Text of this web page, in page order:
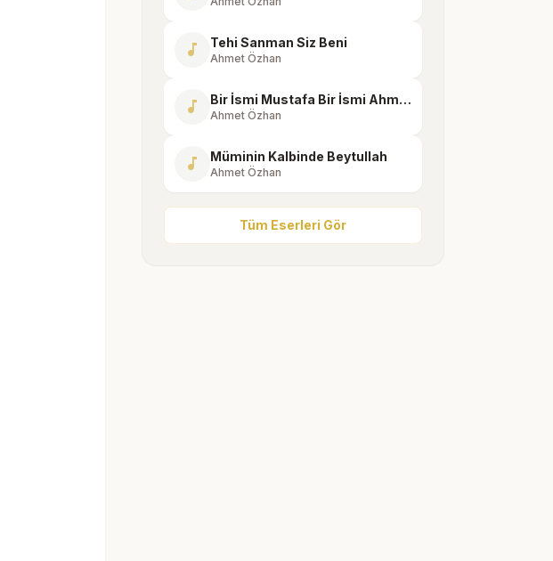
music_note Tehi Sanman Siz Beni
Ahmet Özhan
music_note Bir İsmi Mustafa Bir İsmi Ahmed
Ahmet Özhan
music_note Müminin Kalbinde Beytullah
Ahmet Özhan
Tüm Eserleri Gör